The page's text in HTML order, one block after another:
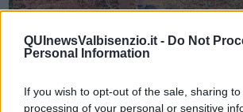
QUInewsValbisenzio.it - Do Not
Personal Information
If you wish to opt-out of the sale, sharing
processing of your personal or sensitive
Ora un poco di concretezza: ho degustato
carico. Profumo: elegante, persistente con
marasca appassita. Gusto: dolce ma con una